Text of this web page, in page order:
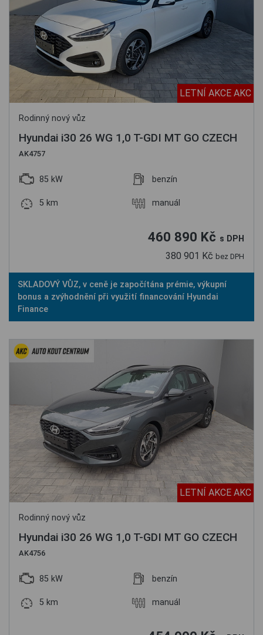
LETNÍ AKCE AKC
Rodinný nový vůz
Hyundai i30 26 WG 1,0 T-GDI MT GO CZECH
AK4757
85 kW benzín
5 km manuál
460 890 Kč s DPH
380 901 Kč bez DPH
SKLADOVÝ VŮZ, v ceně je započítána prémie, výkupní
bonus a zvýhodnění při využití financování Hyundai
Finance
LETNÍ AKCE AKC
Rodinný nový vůz
Hyundai i30 26 WG 1,0 T-GDI MT GO CZECH
AK4756
85 kW benzín
5 km manuál